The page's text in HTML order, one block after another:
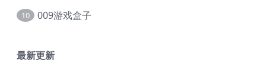
10 009游戏盒子
最新更新